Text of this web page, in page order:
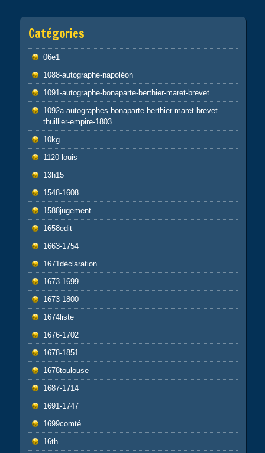
Catégories
06e1
1088-autographe-napoléon
1091-autographe-bonaparte-berthier-maret-brevet
1092a-autographes-bonaparte-berthier-maret-brevet-
thuillier-empire-1803
10kg
1120-louis
13h15
1548-1608
1588jugement
1658edit
1663-1754
1671déclaration
1673-1699
1673-1800
1674liste
1676-1702
1678-1851
1678toulouse
1687-1714
1691-1747
1699comté
16th